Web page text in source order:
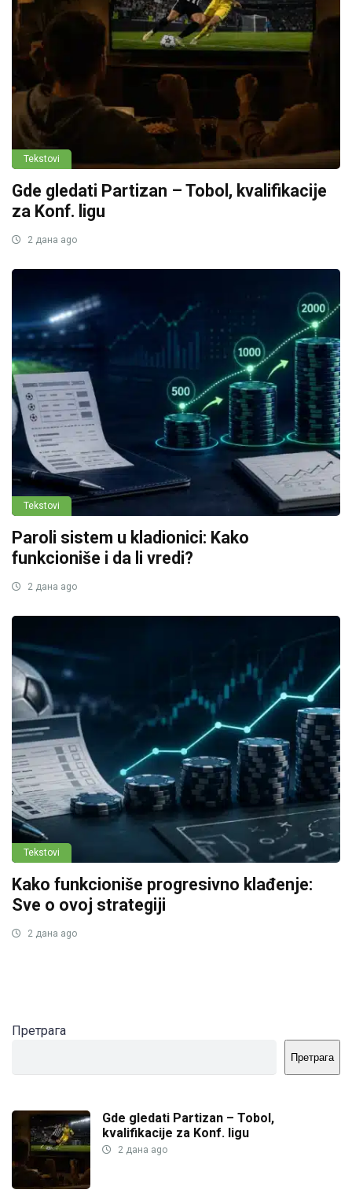
Tekstovi
Gde gledati Partizan – Tobol, kvalifikacije
za Konf. ligu
2 дана ago
Tekstovi
Paroli sistem u kladionici: Kako
funkcioniše i da li vredi?
2 дана ago
Tekstovi
Kako funkcioniše progresivno klađenje:
Sve o ovoj strategiji
2 дана ago
Претрага
Претрага
Gde gledati Partizan – Tobol,
kvalifikacije za Konf. ligu
2 дана ago